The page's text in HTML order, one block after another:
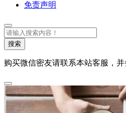
免责声明
搜
索搜索
购买微信密友请联系本站客服，